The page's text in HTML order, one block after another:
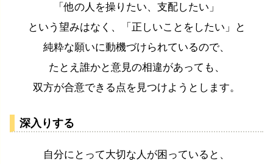
「他の人を操りたい、支配したい」
という望みはなく、「正しいことをしたい」と
純粋な願いに動機づけられているので、
たとえ誰かと意見の相違があっても、
双方が合意できる点を見つけようとします。
深入りする
自分にとって大切な人が困っていると、